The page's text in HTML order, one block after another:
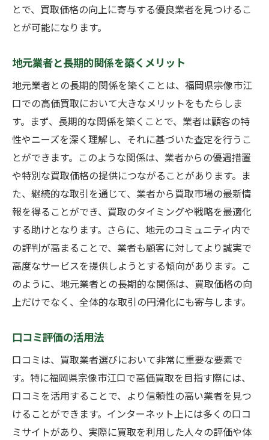
とで、買取価格の向上に寄与する優良業者を見つけるこ
とが可能になります。
地元業者と長期的関係を築くメリット
地元業者との長期的関係を築くことは、福岡県宗像市江
口での高価買取において大きなメリットをもたらしま
す。まず、長期的な関係を築くことで、業者は顧客の特
性やニーズを深く理解し、それに基づいた査定を行うこ
とができます。このような関係は、業者からの優遇措置
や特別な買取価格の提供につながることがあります。ま
た、継続的な取引を通じて、業者から買取市場の最新情
報を得ることができ、買取のタイミングや戦略を最適化
する助けとなります。さらに、地元のコミュニティ内で
の評判が高まることで、業者も顧客に対してより誠実で
高度なサービスを提供しようとする傾向があります。こ
のように、地元業者との長期的な関係は、買取価格の向
上だけでなく、全体的な取引の円滑化にも寄与します。
口コミ評価の活用法
口コミは、買取業者選びにおいて非常に重要な要素で
す。特に福岡県宗像市江口で高価買取を目指す際には、
口コミを活用することで、より信頼性の高い業者を見つ
けることができます。インターネット上には多くの口コ
ミサイトがあり、実際に買取を利用した人々の評価や体